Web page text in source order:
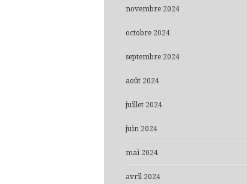
novembre 2024
octobre 2024
septembre 2024
août 2024
juillet 2024
juin 2024
mai 2024
avril 2024